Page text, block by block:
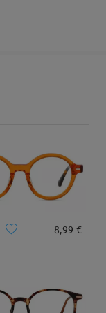
Largura:
8,99 €